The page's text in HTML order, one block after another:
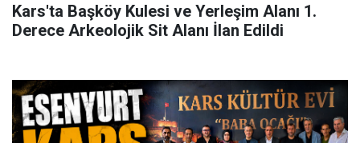
Kars'ta Başköy Kulesi ve Yerleşim Alanı 1.
Derece Arkeolojik Sit Alanı İlan Edildi